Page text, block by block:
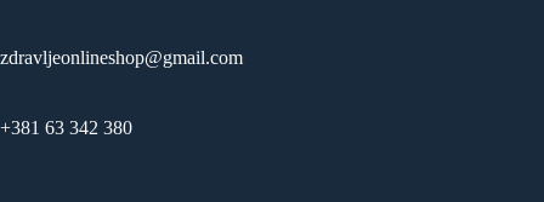
zdravljeonlineshop@gmail.com
+381 63 342 380